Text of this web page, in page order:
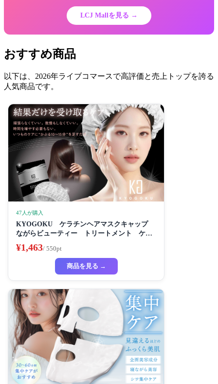
LCJ Mallを見る →
おすすめ商品
以下は、2026年ライブコマースで高評価と売上トップを誇る
人気商品です。
47人が購入
KYOGOKU ケラチンヘアマスクキャップ
ながらビューティー トリートメント ケラ
チン 保湿
¥1,463/ 550pt
商品を見る →